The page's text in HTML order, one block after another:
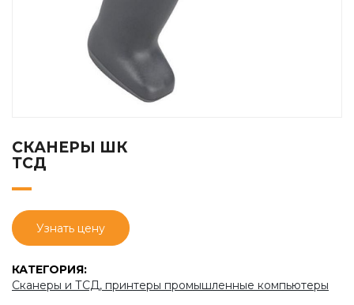
СКАНЕРЫ ШК
ТСД
Узнать цену
КАТЕГОРИЯ:
Сканеры и ТСД, принтеры промышленные компьютеры